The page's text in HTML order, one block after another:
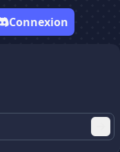
Connexion
✕